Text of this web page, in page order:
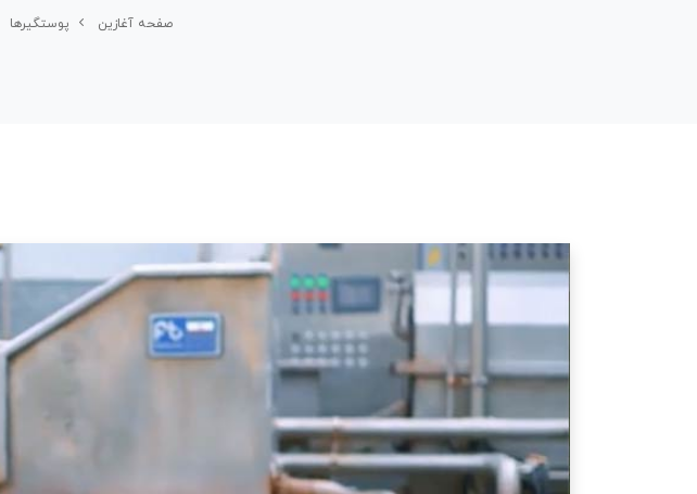
صفحه آغازین پوستگیرها